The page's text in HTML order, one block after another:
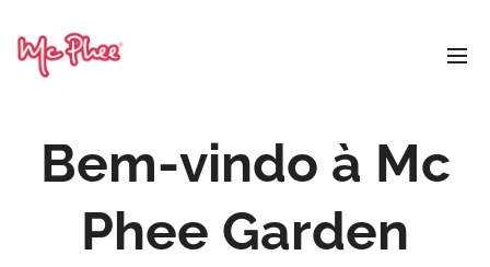
Bem-vindo à Mc
Phee Garden